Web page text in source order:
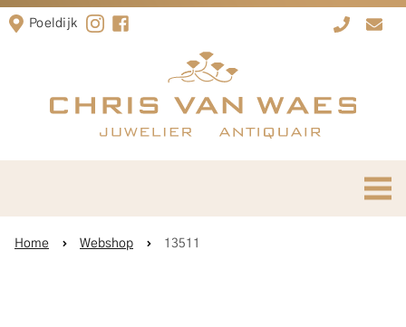
Poeldijk
Home Webshop 13511